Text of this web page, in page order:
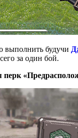
выполнить будучи
за один бой.
перк